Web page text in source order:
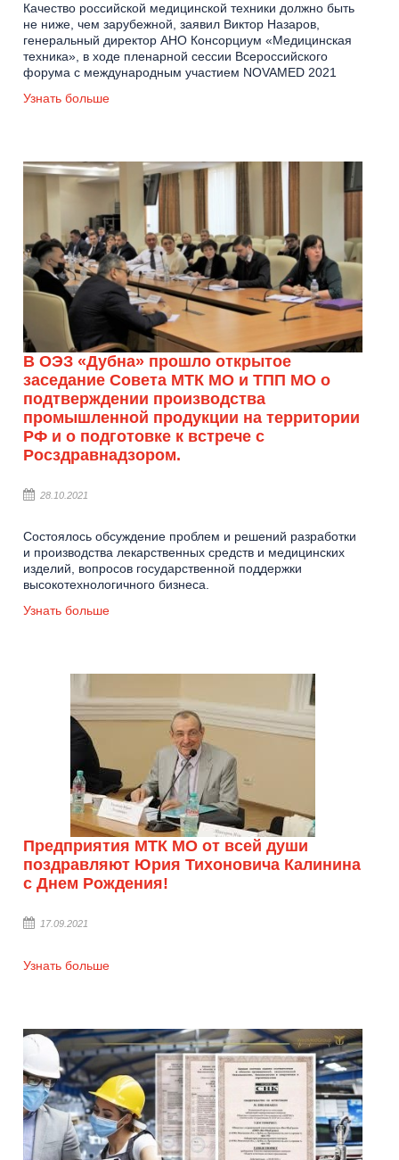
Качество российской медицинской техники должно быть
не ниже, чем зарубежной, заявил Виктор Назаров,
генеральный директор АНО Консорциум «Медицинская
техника», в ходе пленарной сессии Всероссийского
форума с международным участием NOVAMED 2021
Узнать больше
В ОЭЗ «Дубна» прошло открытое
заседание Совета МТК МО и ТПП МО о
подтверждении производства
промышленной продукции на территории
РФ и о подготовке к встрече с
Росздравнадзором.
28.10.2021
Состоялось обсуждение проблем и решений разработки
и производства лекарственных средств и медицинских
изделий, вопросов государственной поддержки
высокотехнологичного бизнеса.
Узнать больше
Предприятия МТК МО от всей души
поздравляют Юрия Тихоновича Калинина
с Днем Рождения!
17.09.2021
Узнать больше